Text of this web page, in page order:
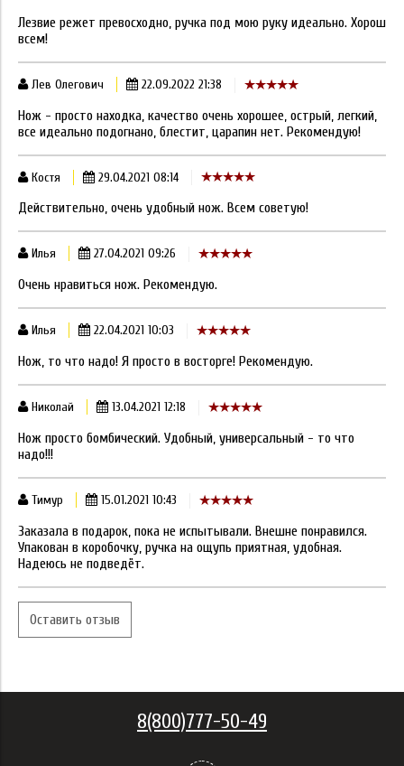
Лезвие режет превосходно, ручка под мою руку идеально. Хорош
всем!
Лев Олегович 22.09.2022 21:38
Нож - просто находка, качество очень хорошее, острый, легкий,
все идеально подогнано, блестит, царапин нет. Рекомендую!
Костя 29.04.2021 08:14
Действительно, очень удобный нож. Всем советую!
Илья 27.04.2021 09:26
Очень нравиться нож. Рекомендую.
Илья 22.04.2021 10:03
Нож, то что надо! Я просто в восторге! Рекомендую.
Николай 13.04.2021 12:18
Нож просто бомбический. Удобный, универсальный - то что
надо!!!
Тимур 15.01.2021 10:43
Заказала в подарок, пока не испытывали. Внешне понравился.
Упакован в коробочку, ручка на ощупь приятная, удобная.
Надеюсь не подведёт.
Оставить отзыв
8(800)777-50-49